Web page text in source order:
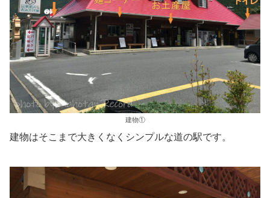
建物①
建物はそこまで大きくなくシンプルな道の駅です。